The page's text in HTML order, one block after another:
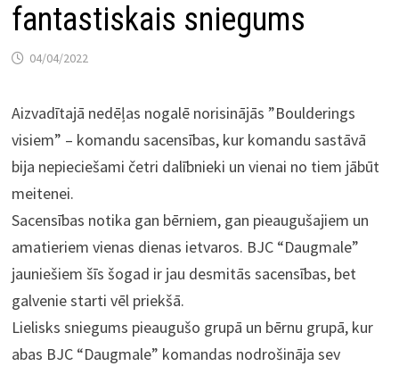
fantastiskais sniegums
04/04/2022
Aizvadītajā nedēļas nogalē norisinājās ”Boulderings
visiem” – komandu sacensības, kur komandu sastāvā
bija nepieciešami četri dalībnieki un vienai no tiem jābūt
meitenei.
Sacensības notika gan bērniem, gan pieaugušajiem un
amatieriem vienas dienas ietvaros. BJC “Daugmale”
jauniešiem šīs šogad ir jau desmitās sacensības, bet
galvenie starti vēl priekšā.
Lielisks sniegums pieaugušo grupā un bērnu grupā, kur
abas BJC “Daugmale” komandas nodrošināja sev